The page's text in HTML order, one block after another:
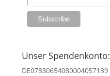
Unser Spendenkonto:
DE07830654080004057139